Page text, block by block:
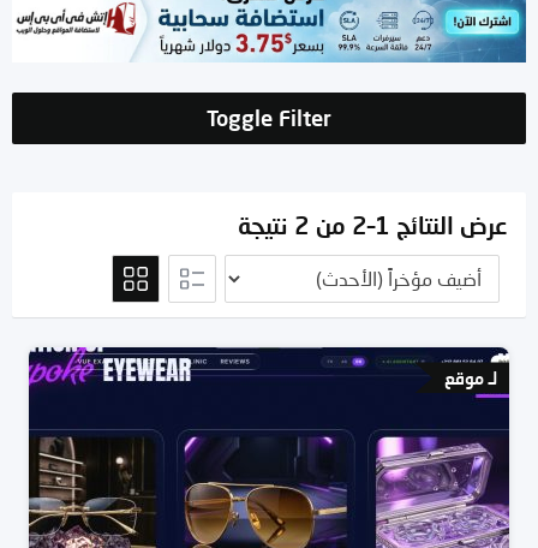
Toggle Filter
عرض النتائج 1–2 من 2 نتيجة
لـ موقع